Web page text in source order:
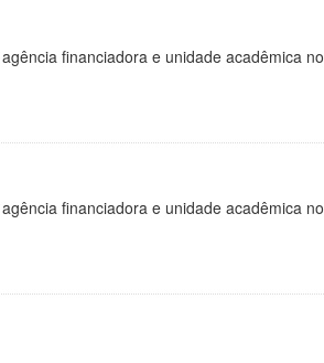
financiadora e unidade acadêmica no
financiadora e unidade acadêmica no